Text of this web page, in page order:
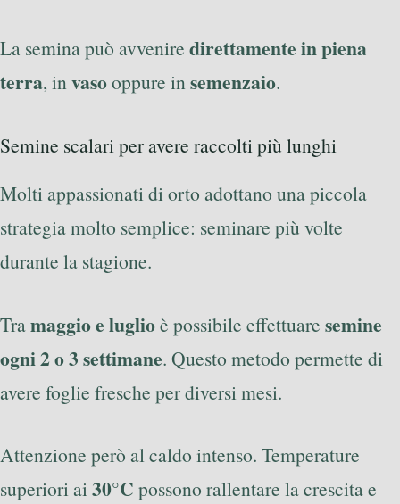
La semina può avvenire direttamente in piena
terra, invasooppure insemenzaio.
Semine scalari per avere raccolti più lunghi
Molti appassionati di orto adottano una piccola
strategia molto semplice: seminare più volte
durante la stagione.
Tramaggio e luglioè possibile effettuare semine
ogni 2 o 3 settimane. Questo metodo permette di
avere foglie fresche per diversi mesi.
Attenzione però al caldo intenso. Temperature
superiori ai30°C possono rallentare la crescita e